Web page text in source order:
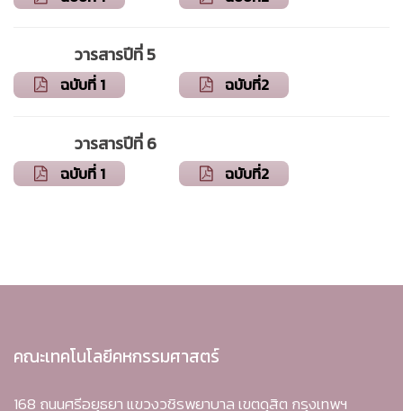
วารสารปีที่ 5
ฉบับที่ 1 ฉบับที่2
วารสารปีที่ 6
ฉบับที่ 1 ฉบับที่2
คณะเทคโนโลยีคหกรรมศาสตร์
168 ถนนศรีอยุธยา แขวงวชิรพยาบาล เขตดุสิต กรุงเทพฯ